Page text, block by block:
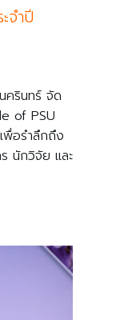
จำปี
ครินทร์ จัด
of PSU
พื่อรำลึกถึง
นักวิจัย และ